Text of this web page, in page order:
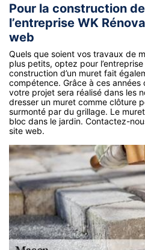
Pour la construction
l’entreprise WK
web
Quels que soient vos travaux de
plus petits, optez pour
construction d’un muret fait
compétence. Grâce à ces
votre projet sera réalisé dans les
dresser un muret comme clôture
surmonté par du grillage. Le
bloc dans le jardin. Contactez-
site web.